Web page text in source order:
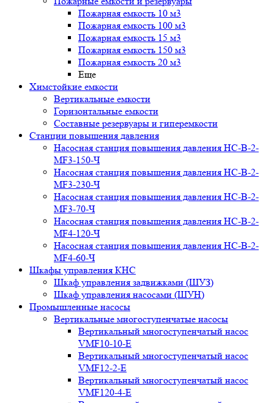
Пожарная емкость 10 м3
Пожарная емкость 100 м3
Пожарная емкость 15 м3
Пожарная емкость 150 м3
Пожарная емкость 20 м3
Еще
Химстойкие емкости
Вертикальные емкости
Горизонтальные емкости
Составные резервуары и гиперемкости
Станции повышения давления
Насосная станция повышения давления НС-В-2-
MF3-150-Ч
Насосная станция повышения давления НС-В-2-
MF3-230-Ч
Насосная станция повышения давления НС-В-2-
MF3-70-Ч
Насосная станция повышения давления НС-В-2-
MF4-120-Ч
Насосная станция повышения давления НС-В-2-
MF4-60-Ч
Шкафы управления КНС
Шкаф управления задвижками (ШУЗ)
Шкаф управления насосами (ШУН)
Промышленные насосы
Вертикальные многоступенчатые насосы
Вертикальный многоступенчатый насос
VMF10-10-E
Вертикальный многоступенчатый насос
VMF12-2-E
Вертикальный многоступенчатый насос
VMF120-4-E